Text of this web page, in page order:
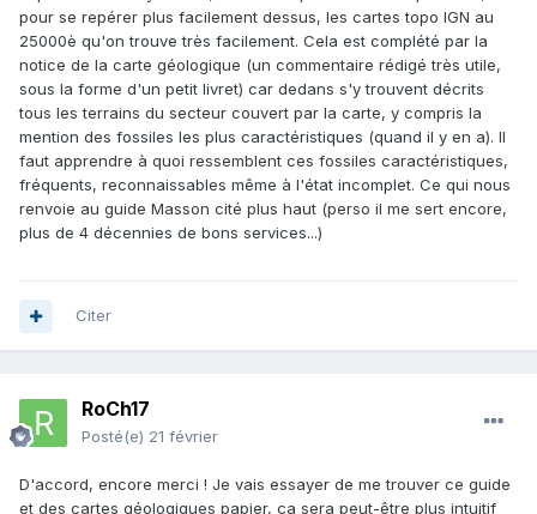
pour se repérer plus facilement dessus, les cartes topo IGN au
25000è qu'on trouve très facilement. Cela est complété par la
notice de la carte géologique (un commentaire rédigé très utile,
sous la forme d'un petit livret) car dedans s'y trouvent décrits
tous les terrains du secteur couvert par la carte, y compris la
mention des fossiles les plus caractéristiques (quand il y en a). Il
faut apprendre à quoi ressemblent ces fossiles caractéristiques,
fréquents, reconnaissables même à l'état incomplet. Ce qui nous
renvoie au guide Masson cité plus haut (perso il me sert encore,
plus de 4 décennies de bons services...)
Citer
RoCh17
Posté(e) 21 février
D'accord, encore merci ! Je vais essayer de me trouver ce guide
et des cartes géologiques papier, ça sera peut-être plus intuitif